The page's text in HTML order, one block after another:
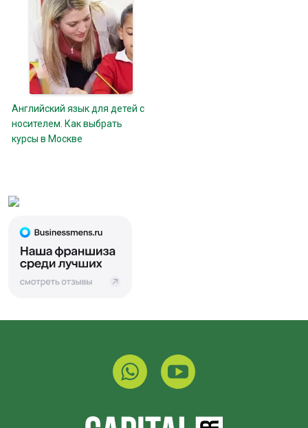
Английский язык для детей с
носителем. Как выбрать
курсы в Москве